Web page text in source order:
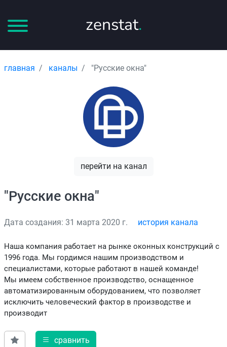
zenstat.
главная каналы "Русские окна"
перейти на канал
"Русские окна"
Дата создания: 31 марта 2020 г. история канала
Наша компания работает на рынке оконных конструкций с
1996 года. Мы гордимся нашим производством и
специалистами, которые работают в нашей команде!
Мы имеем собственное производство, оснащенное
автоматизированным оборудованием, что позволяет
исключить человеческий фактор в производстве и
производит
сравнить